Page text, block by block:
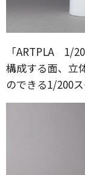
「ARTPLA 1/
構成する面、立
のできる1/200